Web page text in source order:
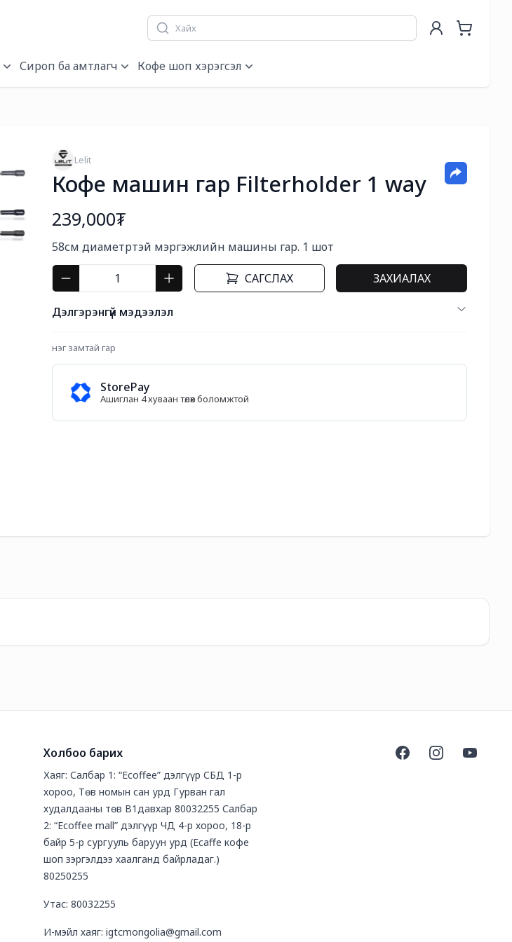
Сироп ба амтлагч Кофе шоп хэрэгсэл
Lelit
Кофе машин гар Filterholder 1 way
239,000₮
58см диаметртэй мэргэжлийн машины гар. 1 шот
САГСЛАХ ЗАХИАЛАХ
Дэлгэрэнгүй мэдээлэл
нэг замтай гар
StorePay
Ашиглан 4 хуваан төлөх боломжтой
Холбоо барих
Хаяг: Салбар 1: “Ecoffee” дэлгүүр СБД 1-р
хороо, Төв номын сан урд Гурван гал
худалдааны төв В1давхар 80032255 Салбар
2: “Ecoffee mall” дэлгүүр ЧД 4-р хороо, 18-р
байр 5-р сургууль баруун урд (Ecaffe кофе
шоп зэргэлдээ хаалганд байрладаг.)
80250255
Утас: 80032255
И-мэйл хаяг: igtcmongolia@gmail.com
FacebookInstagramYouTube